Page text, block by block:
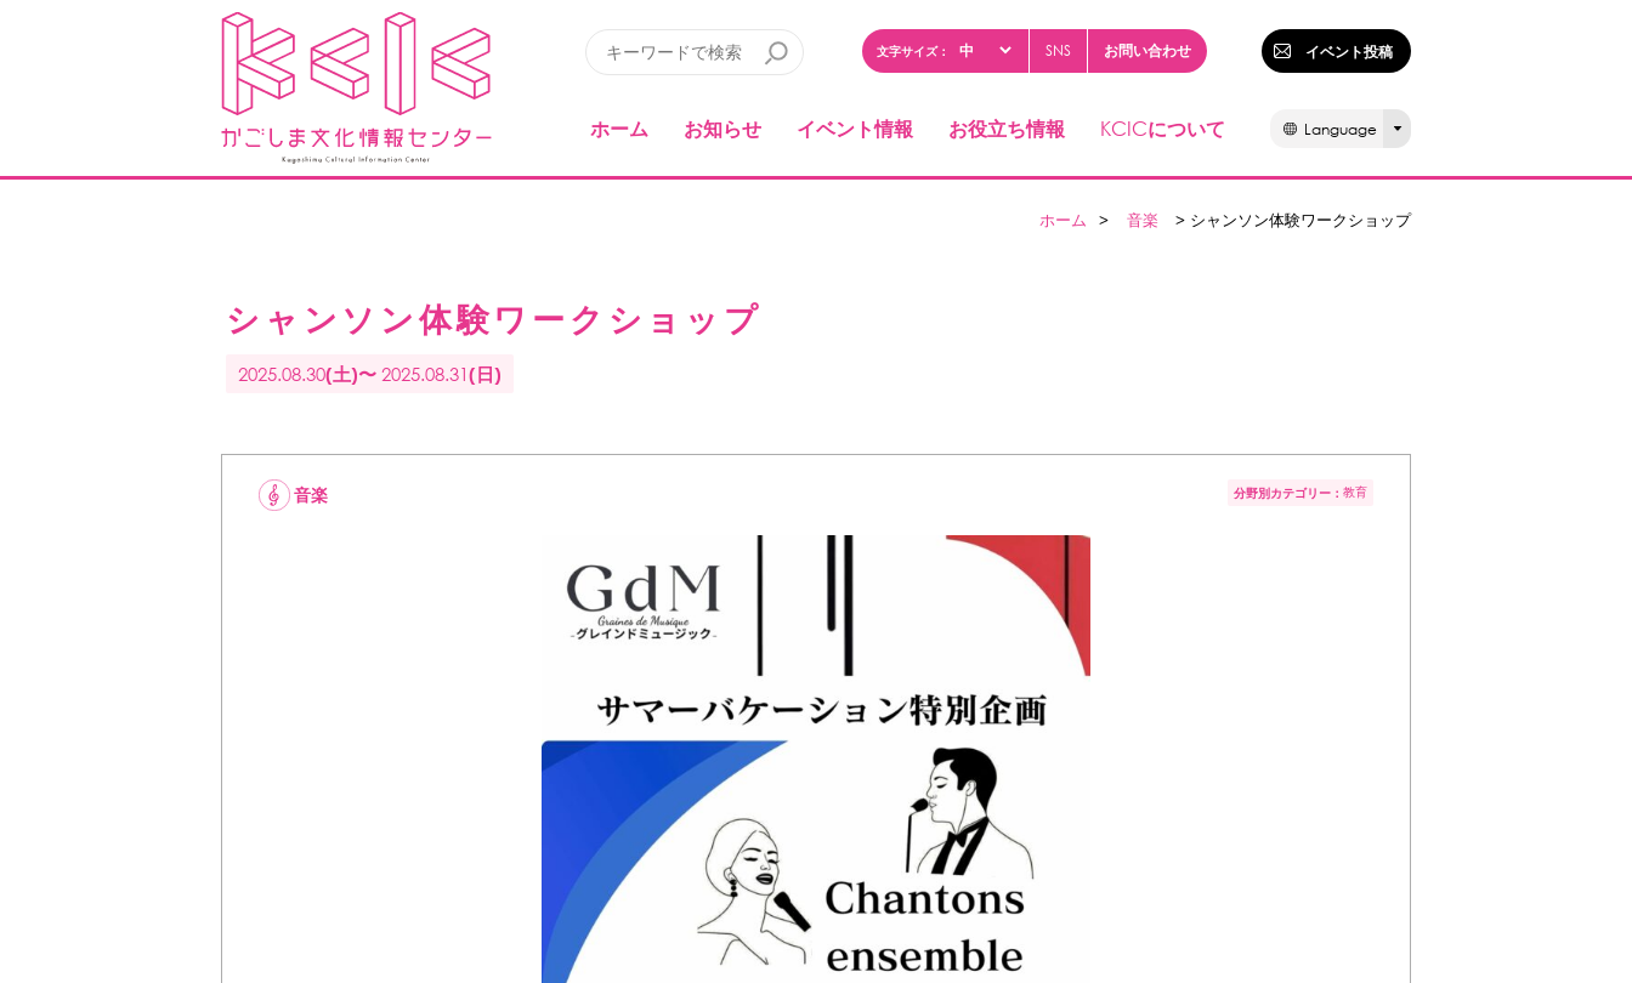
文字サイズ： SNS お問い合わせ イベント投稿
ホーム お知らせ イベント情報 お役立ち情報 KCICについて Language
ホーム > 音楽 > シャンソン体験ワークショップ
シャンソン体験ワークショップ
2025.08.30(土)〜 2025.08.31(日)
音楽 分野別カテゴリー： 教育